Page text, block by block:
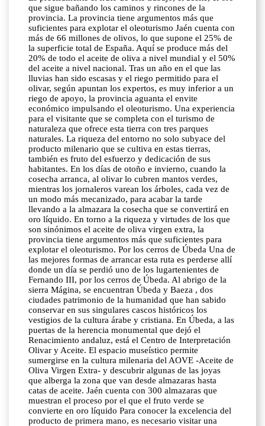
que sigue bañando los caminos y rincones de la
provincia. La provincia tiene argumentos más que
suficientes para explotar el oleoturismo Jaén cuenta con
más de 66 millones de olivos, lo que supone el 25% de
la superficie total de España. Aquí se produce más del
20% de todo el aceite de oliva a nivel mundial y el 50%
del aceite a nivel nacional. Tras un año en el que las
lluvias han sido escasas y el riego permitido para el
olivar, según apuntan los expertos, es muy inferior a un
riego de apoyo, la provincia aguanta el envite
económico impulsando el oleoturismo. Una experiencia
para el visitante que se completa con el turismo de
naturaleza que ofrece esta tierra con tres parques
naturales. La riqueza del entorno no solo subyace del
producto milenario que se cultiva en estas tierras,
también es fruto del esfuerzo y dedicación de sus
habitantes. En los días de otoño e invierno, cuando la
cosecha arranca, al olivar lo cubren mantos verdes,
mientras los jornaleros varean los árboles, cada vez de
un modo más mecanizado, para acabar la tarde
llevando a la almazara la cosecha que se convertirá en
oro líquido. En torno a la riqueza y virtudes de los que
son sinónimos el aceite de oliva virgen extra, la
provincia tiene argumentos más que suficientes para
explotar el oleoturismo. Por los cerros de Úbeda Una de
las mejores formas de arrancar esta ruta es perderse allí
donde un día se perdió uno de los lugartenientes de
Fernando III, por los cerros de Úbeda. Al abrigo de la
sierra Mágina, se encuentran Úbeda y Baeza , dos
ciudades patrimonio de la humanidad que han sabido
conservar en sus singulares cascos históricos los
vestigios de la cultura árabe y cristiana. En Úbeda, a las
puertas de la herencia monumental que dejó el
Renacimiento andaluz, está el Centro de Interpretación
Olivar y Aceite. El espacio museístico permite
sumergirse en la cultura milenaria del AOVE -Aceite de
Oliva Virgen Extra- y descubrir algunas de las joyas
que alberga la zona que van desde almazaras hasta
catas de aceite. Jaén cuenta con 300 almazaras que
muestran el proceso por el que el fruto verde se
convierte en oro líquido Para conocer la excelencia del
producto de primera mano, es necesario visitar una